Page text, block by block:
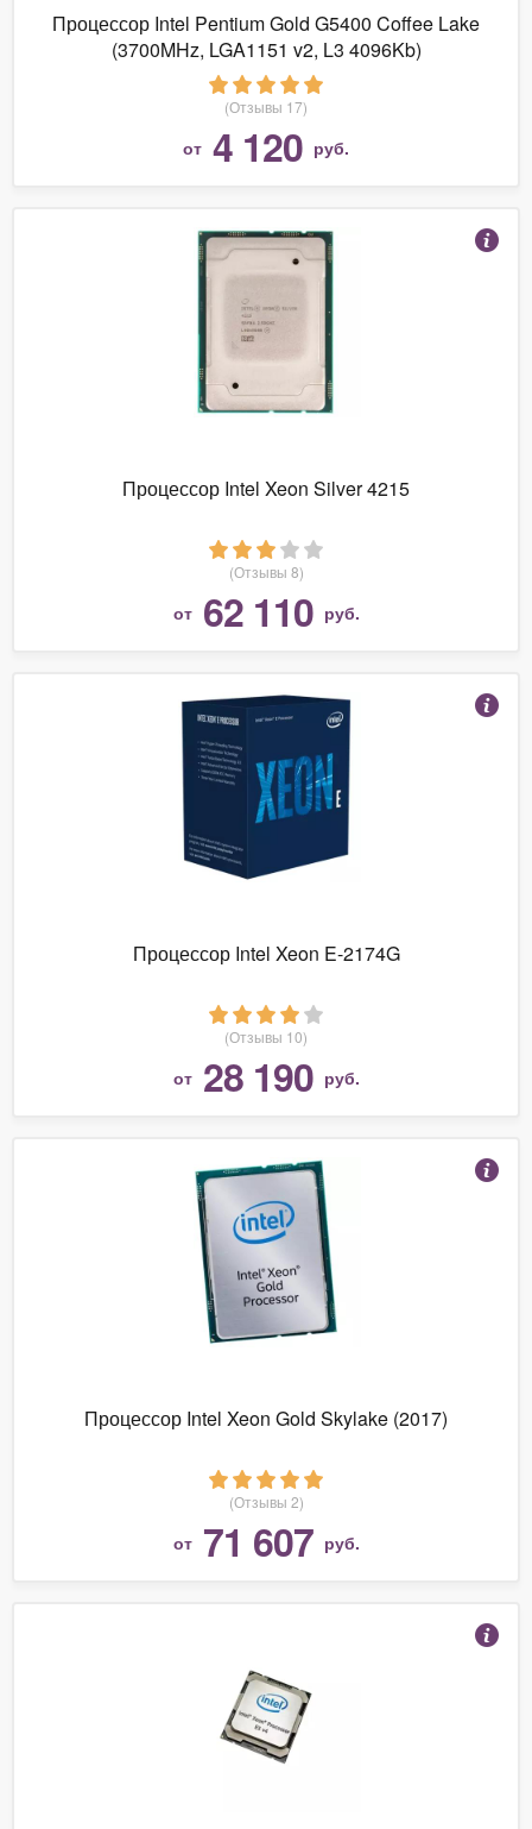
Процессор Intel Pentium Gold G5400 Coffee Lake
(3700MHz, LGA1151 v2, L3 4096Kb)
(Отзывы 17)
от 4 120 руб.
Процессор Intel Xeon Silver 4215
(Отзывы 8)
от 62 110 руб.
Процессор Intel Xeon E-2174G
(Отзывы 10)
от 28 190 руб.
Процессор Intel Xeon Gold Skylake (2017)
(Отзывы 2)
от 71 607 руб.